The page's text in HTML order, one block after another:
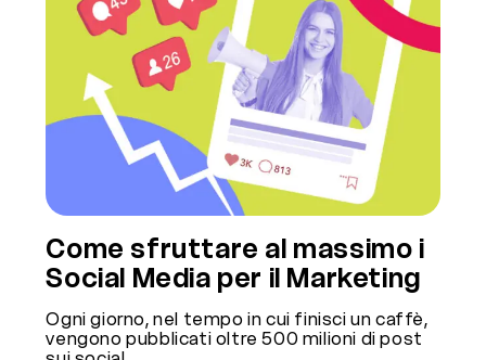
Come sfruttare al massimo i
Social Media per il Marketing
Ogni giorno, nel tempo in cui finisci un caffè,
vengono pubblicati oltre 500 milioni di post